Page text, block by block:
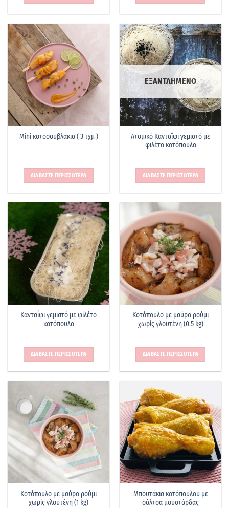
Mini κοτοσουβλάκια ( 3 τχμ )
ΔΙΑΒΑΣΤΕ ΠΕΡΙΣΣΟΤΕΡΑ
ΕΞΑΝΤΛΗΜΕΝΟ
Ατομικό Κανταΐφι γεμιστό με
φιλέτο κοτόπουλο
ΔΙΑΒΑΣΤΕ ΠΕΡΙΣΣΟΤΕΡΑ
Κανταΐφι γεμιστό με φιλέτο
κοτόπουλο
ΔΙΑΒΑΣΤΕ ΠΕΡΙΣΣΟΤΕΡΑ
Κοτόπουλο με μαύρο ρούμι
χωρίς γλουτένη (0.5 kg)
ΔΙΑΒΑΣΤΕ ΠΕΡΙΣΣΟΤΕΡΑ
Κοτόπουλο με μαύρο ρούμι
χωρίς γλουτένη (1 kg)
Μπουτάκια κοτόπουλου με
σάλτσα μουστάρδας